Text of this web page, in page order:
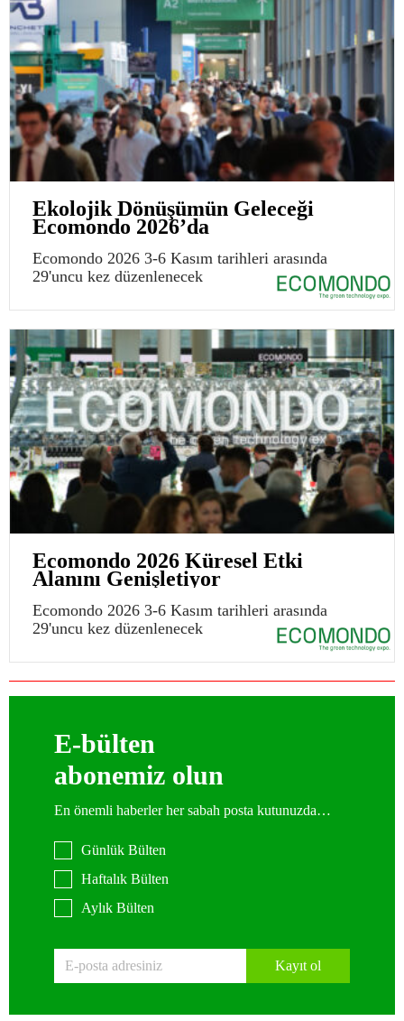
Ekolojik Dönüşümün Geleceği
Ecomondo 2026’da
Ecomondo 2026 3-6 Kasım tarihleri arasında
29'uncu kez düzenlenecek
Ecomondo 2026 Küresel Etki
Alanını Genişletiyor
Ecomondo 2026 3-6 Kasım tarihleri arasında
29'uncu kez düzenlenecek
E-bülten
abonemiz olun
En önemli haberler her sabah posta kutunuzda…
Günlük Bülten
Haftalık Bülten
Aylık Bülten
Kayıt ol